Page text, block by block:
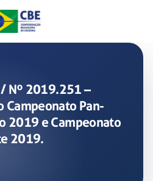
/ Nº 2019.251 –
Campeonato Pan-
2019 e Campeonato
2019.